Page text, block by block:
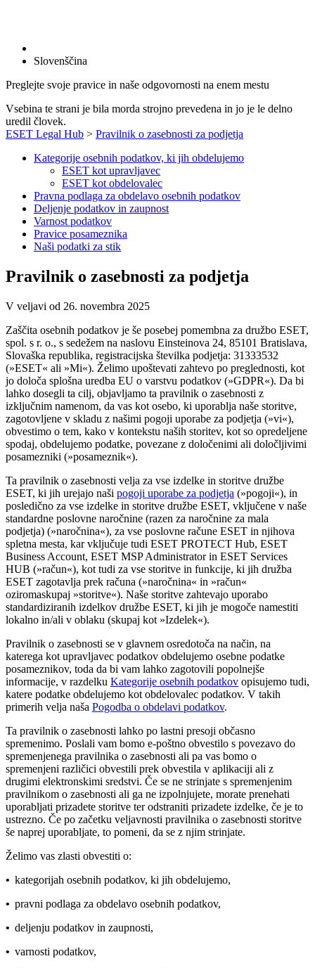
Slovenščina
Preglejte svoje pravice in naše odgovornosti na enem mestu
Vsebina te strani je bila morda strojno prevedena in jo je le delno
uredil človek.
ESET Legal Hub > Pravilnik o zasebnosti za podjetja
Kategorije osebnih podatkov, ki jih obdelujemo
ESET kot upravljavec
ESET kot obdelovalec
Pravna podlaga za obdelavo osebnih podatkov
Deljenje podatkov in zaupnost
Varnost podatkov
Pravice posameznika
Naši podatki za stik
Pravilnik o zasebnosti za podjetja
V veljavi od 26. novembra 2025
Zaščita osebnih podatkov je še posebej pomembna za družbo ESET,
spol. s r. o., s sedežem na naslovu Einsteinova 24, 85101 Bratislava,
Slovaška republika, registracijska številka podjetja: 31333532
(»ESET« ali »Mi«). Želimo upoštevati zahtevo po preglednosti, kot
jo določa splošna uredba EU o varstvu podatkov (»GDPR«). Da bi
lahko dosegli ta cilj, objavljamo ta pravilnik o zasebnosti z
izključnim namenom, da vas kot osebo, ki uporablja naše storitve,
zagotovljene v skladu z našimi pogoji uporabe za podjetja (»vi«),
obvestimo o tem, kako v kontekstu naših storitev, kot so opredeljene
spodaj, obdelujemo podatke, povezane z določenimi ali določljivimi
posamezniki (»posameznik«).
Ta pravilnik o zasebnosti velja za vse izdelke in storitve družbe
ESET, ki jih urejajo naši pogoji uporabe za podjetja (»pogoji«), in
posledično za vse izdelke in storitve družbe ESET, vključene v naše
standardne poslovne naročnine (razen za naročnine za mala
podjetja) (»naročnina«), za vse poslovne račune ESET in njihova
spletna mesta, kar vključuje tudi ESET PROTECT Hub, ESET
Business Account, ESET MSP Administrator in ESET Services
HUB (»račun«), kot tudi za vse storitve in funkcije, ki jih družba
ESET zagotavlja prek računa (»naročnina« in »račun«
oziromaskupaj »storitve«). Naše storitve zahtevajo uporabo
standardiziranih izdelkov družbe ESET, ki jih je mogoče namestiti
lokalno in/ali v oblaku (skupaj kot »Izdelek«).
Pravilnik o zasebnosti se v glavnem osredotoča na način, na
katerega kot upravljavec podatkov obdelujemo osebne podatke
posameznikov, toda da bi vam lahko zagotovili popolnejše
informacije, v razdelku Kategorije osebnih podatkov opisujemo tudi,
katere podatke obdelujemo kot obdelovalec podatkov. V takih
primerih velja naša Pogodba o obdelavi podatkov.
Ta pravilnik o zasebnosti lahko po lastni presoji občasno
spremenimo. Poslali vam bomo e-poštno obvestilo s povezavo do
spremenjenega pravilnika o zasebnosti ali pa vas bomo o
spremenjeni različici obvestili prek obvestila v aplikaciji ali z
drugimi elektronskimi sredstvi. Če se ne strinjate s spremenjenim
pravilnikom o zasebnosti ali ga ne izpolnjujete, morate prenehati
uporabljati prizadete storitve ter odstraniti prizadete izdelke, če je to
ustrezno. Če po začetku veljavnosti pravilnika o zasebnosti storitve
še naprej uporabljate, to pomeni, da se z njim strinjate.
Želimo vas zlasti obvestiti o:
• kategorijah osebnih podatkov, ki jih obdelujemo,
• pravni podlaga za obdelavo osebnih podatkov,
• deljenju podatkov in zaupnosti,
• varnosti podatkov,